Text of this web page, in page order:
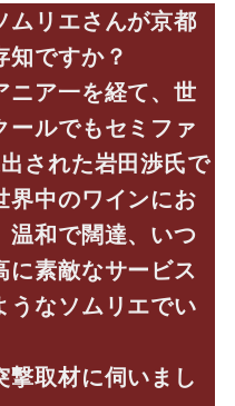
ムリエさんが京都
知ですか？
ニア一を経て、世
ールでもセミファ
された岩田渉氏で
中のワインにお
温和で闊達、いつ
に素敵なサービス
うなソムリエでい
撃取材に伺いまし